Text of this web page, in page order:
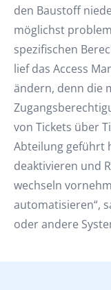
den Baustoff
möglichst
spezifischen
lief das Access
ändern, denn die
von Tickets über
Abteilung geführt
deaktivieren und
wechseln
automatisieren“,
oder andere